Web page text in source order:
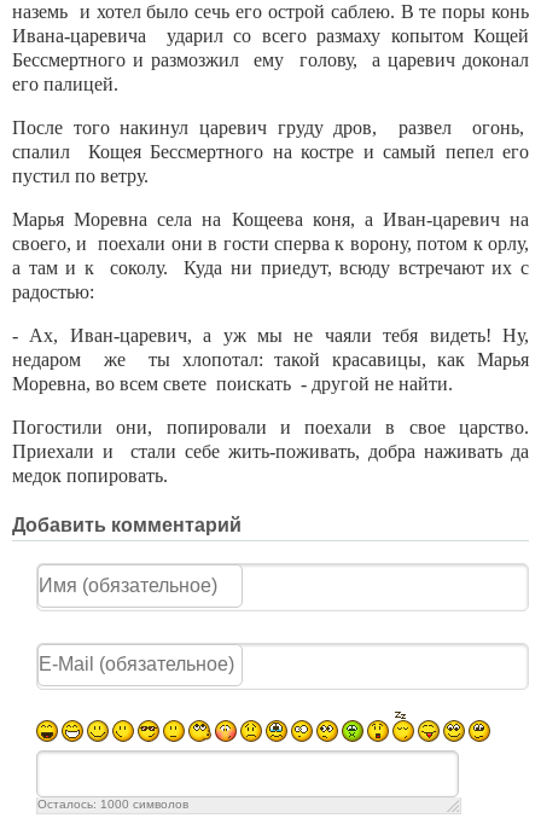
наземь и хотел было сечь его острой саблею. В те поры конь
Ивана-царевича ударил со всего размаху копытом Кощей
Бессмертного и размозжил ему голову, а царевич доконал
его палицей.
После того накинул царевич груду дров, развел огонь,
спалил Кощея Бессмертного на костре и самый пепел его
пустил по ветру.
Марья Моревна села на Кощеева коня, а Иван-царевич на
своего, и поехали они в гости сперва к ворону, потом к орлу,
а там и к соколу. Куда ни приедут, всюду встречают их с
радостью:
- Ах, Иван-царевич, а уж мы не чаяли тебя видеть! Ну,
недаром же ты хлопотал: такой красавицы, как Марья
Моревна, во всем свете поискать - другой не найти.
Погостили они, попировали и поехали в свое царство.
Приехали и стали себе жить-поживать, добра наживать да
медок попировать.
Добавить комментарий
Осталось: 1000 символов